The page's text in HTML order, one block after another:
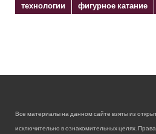
технологии
фигурное катание
Все материалы на данном сайте взяты из
исключительно в ознакомительных целях.